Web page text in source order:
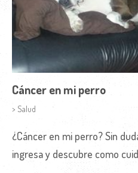
Cáncer en mi perro
> Salud
¿Cáncer en mi perro? Sin
ingresa y descubre como